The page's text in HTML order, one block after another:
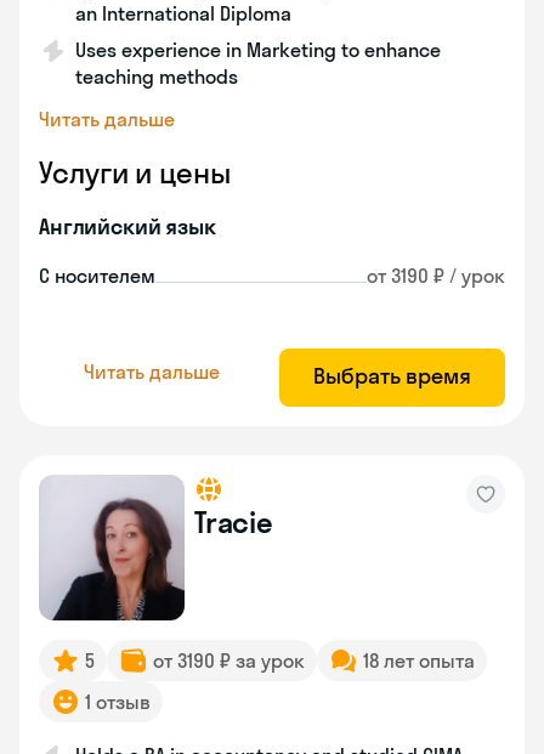
an International Diploma
Uses experience in Marketing to enhance
teaching methods
Читать дальше
Услуги и цены
Английский язык
С носителем от 3190 ₽ / урок
Читать дальше Выбрать время
Tracie
5 от 3190 ₽ за урок
18 лет опыта
1 отзыв